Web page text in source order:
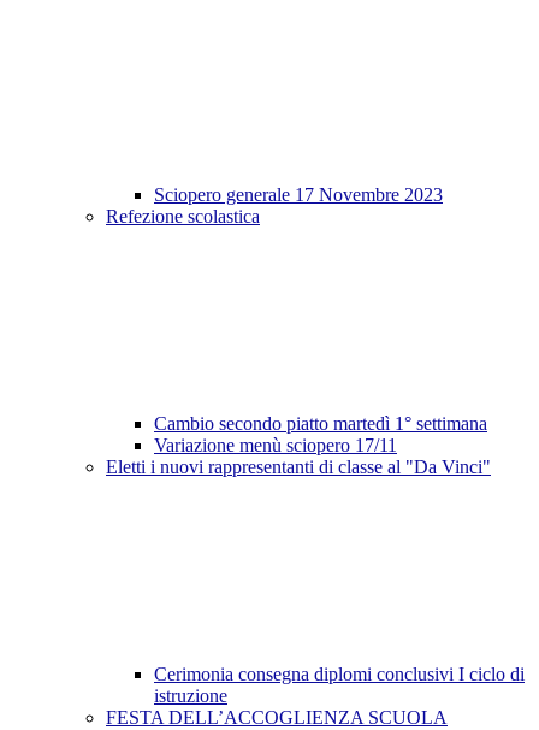
Sciopero generale 17 Novembre 2023
Refezione scolastica
Cambio secondo piatto martedì 1° settimana
Variazione menù sciopero 17/11
Eletti i nuovi rappresentanti di classe al "Da Vinci"
Cerimonia consegna diplomi conclusivi I ciclo di
istruzione
FESTA DELL’ACCOGLIENZA SCUOLA